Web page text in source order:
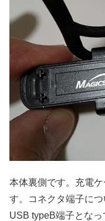
本体裏側です。充電
す。コネクタ端子に
USB typeB端子となっ